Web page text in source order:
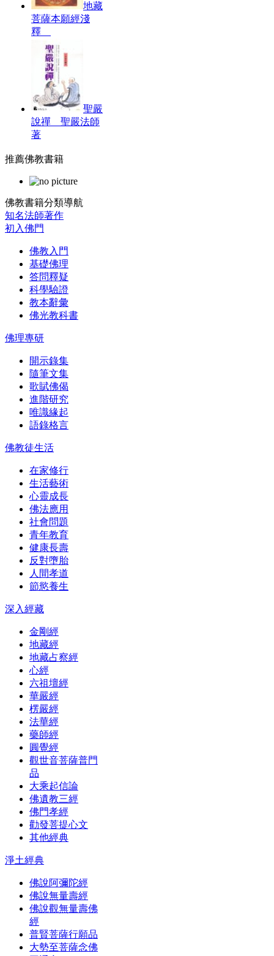
地藏
菩薩本願經淺
釋
聖嚴
說禪 聖嚴法師
著
推薦佛教書籍
佛教書籍分類導航
知名法師著作
初入佛門
佛教入門
基礎佛理
答問釋疑
科學驗證
教本辭彙
佛光教科書
佛理專研
開示錄集
隨筆文集
歌賦佛偈
進階研究
唯識緣起
語錄格言
佛教徒生活
在家修行
生活藝術
心靈成長
佛法應用
社會問題
青年教育
健康長壽
反對墮胎
人間孝道
節慾養生
深入經藏
金剛經
地藏經
地藏占察經
心經
六祖壇經
華嚴經
楞嚴經
法華經
藥師經
圓覺經
觀世音菩薩普門
品
大乘起信論
佛遺教三經
佛門孝經
勸發菩提心文
其他經典
淨土經典
佛說阿彌陀經
佛說無量壽經
佛說觀無量壽佛
經
普賢菩薩行願品
大勢至菩薩念佛